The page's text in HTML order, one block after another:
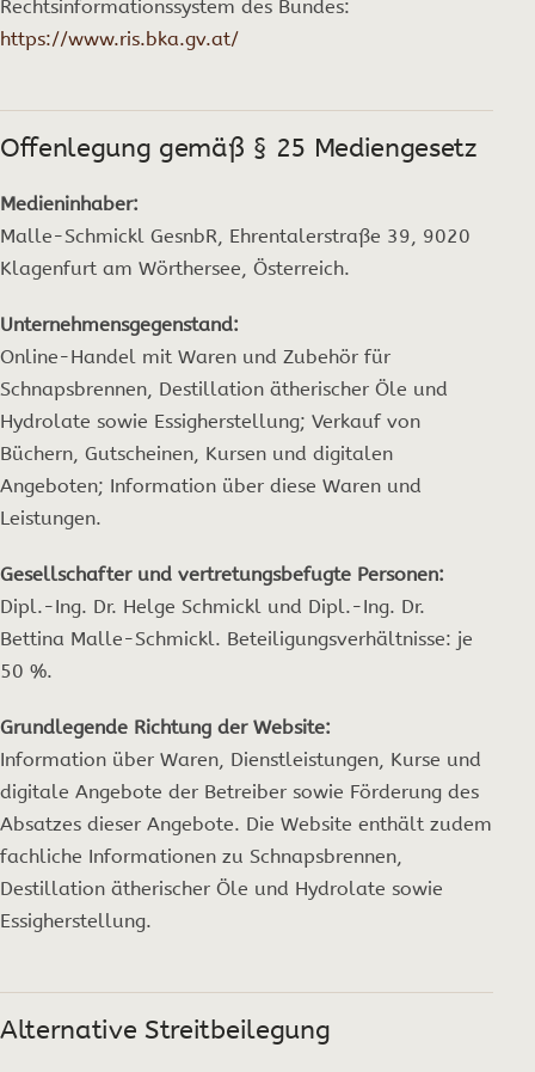
Rechtsinformationssystem des Bundes:
https://www.ris.bka.gv.at/
Offenlegung gemäß § 25 Mediengesetz
Medieninhaber:
Malle-Schmickl GesnbR, Ehrentalerstraße 39, 9020
Klagenfurt am Wörthersee, Österreich.
Unternehmensgegenstand:
Online-Handel mit Waren und Zubehör für
Schnapsbrennen, Destillation ätherischer Öle und
Hydrolate sowie Essigherstellung; Verkauf von
Büchern, Gutscheinen, Kursen und digitalen
Angeboten; Information über diese Waren und
Leistungen.
Gesellschafter und vertretungsbefugte Personen:
Dipl.-Ing. Dr. Helge Schmickl und Dipl.-Ing. Dr.
Bettina Malle-Schmickl. Beteiligungsverhältnisse: je
50 %.
Grundlegende Richtung der Website:
Information über Waren, Dienstleistungen, Kurse und
digitale Angebote der Betreiber sowie Förderung des
Absatzes dieser Angebote. Die Website enthält zudem
fachliche Informationen zu Schnapsbrennen,
Destillation ätherischer Öle und Hydrolate sowie
Essigherstellung.
Alternative Streitbeilegung